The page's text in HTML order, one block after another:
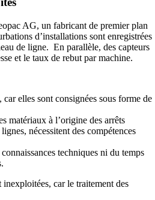
AG, un fabricant de premier plan
d’installations sont enregistrées
de ligne. En parallèle, des capteurs
et le taux de rebut par machine.
elles sont consignées sous forme de
matériaux à l’origine des arrêts
nécessitent des compétences
techniques ni du temps
car le traitement des